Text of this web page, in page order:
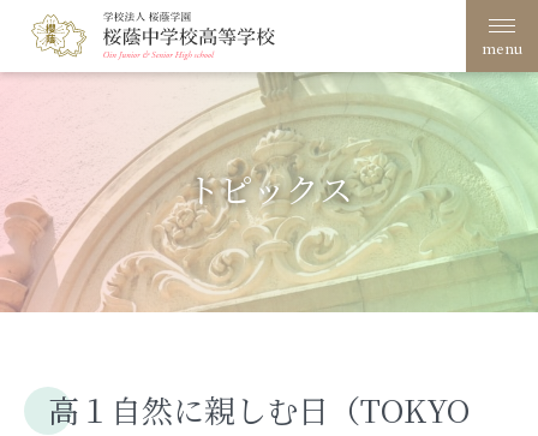
menu
桜蔭学園の教育
学校生活
入試案内
文化祭
創立100周年
トピックス
高１自然に親しむ日（TOKYO